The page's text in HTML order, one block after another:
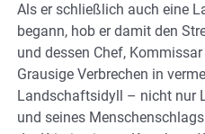
Als er schließlich auch eine
begann, hob er damit den
und dessen Chef,
Grausige Verbrechen in
Landschaftsidyll – nicht nur
und seines